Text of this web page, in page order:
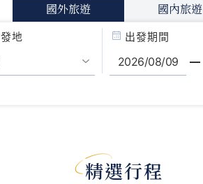
國外旅遊 國內旅遊
地 出發期間
精選行程